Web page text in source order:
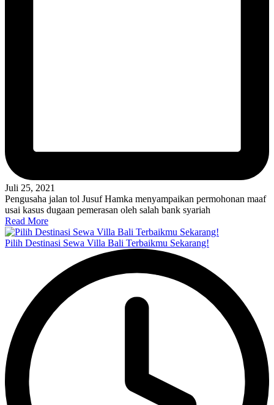
Juli 25, 2021
Pengusaha jalan tol Jusuf Hamka menyampaikan permohonan maaf
usai kasus dugaan pemerasan oleh salah bank syariah
Read More
Pilih Destinasi Sewa Villa Bali Terbaikmu Sekarang!